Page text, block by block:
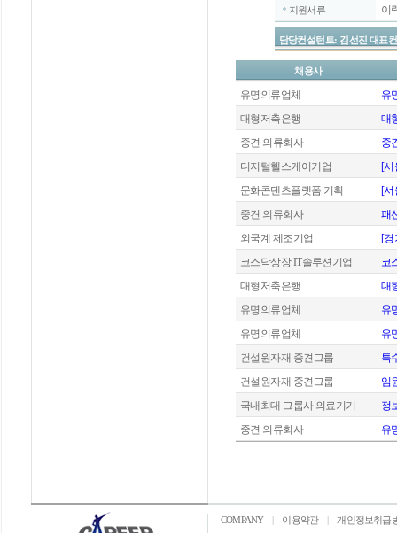
지원서류 이
담당컨설턴트: 김선진 대표
채용사
유명의류업체
유
대형저축은행
대
중견 의류회사
중
디지털헬스케어기업
[서
문화콘텐츠플랫폼 기획
[서
중견 의류회사
패
외국계 제조기업
[경
코스닥상장 IT솔루션기업
코
대형저축은행
대
유명의류업체
유
유명의류업체
유
건설원자재 중견그룹
특
건설원자재 중견그룹
임
국내최대 그룹사 의료기기
정
중견 의류회사
유
COMPANY | 이용약관 |
개인정보취급